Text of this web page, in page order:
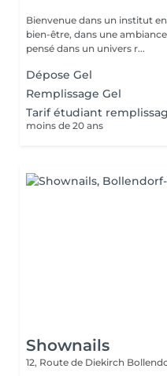
Bienvenue dans un institut
bien-être, dans une
pensé dans un univers r...
Dépose Gel
Remplissage Gel
Tarif étudiant
moins de 20 ans
Shownails
12, Route de Diekirch